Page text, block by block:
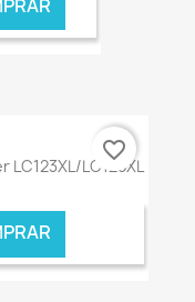
LC125XL
favorite_border